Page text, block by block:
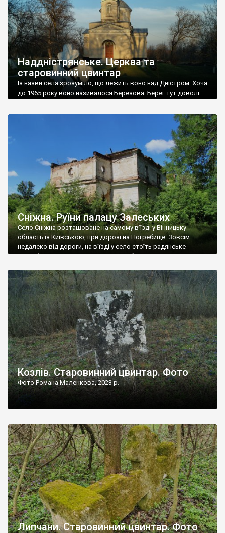
роках Болган […]
Наддністрянське. Церква та
старовинний цвинтар
Із назви села зрозуміло, що лежить воно над Дністром. Хоча
до 1965 року воно називалося Березова. Берег тут доволі
Наддністрянське відрізняється від більшості навколишніх
сіл. У селі є мурована Михайлівська церква. Точної дати […]
Сніжна. Руїни палацу Залеських
Село Сніжна розташоване на самому в’їзді у Вінницьку
область із Київською, при дорозі на Погребище. Зовсім
недалеко від дороги, на в’їзді у село стоїть радянське
рельєфне пано, яке показує жінку і яблуню, а трохи далі, десь
не видно, але видно дві стареньких колії у траві – […]
Козлів. Старовинний цвинтар. Фото
Фото Романа Маленкова, 2023 р.
Липчани. Старовинний цвинтар. Фото